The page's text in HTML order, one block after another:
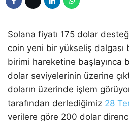
Solana fiyatı 175 dolar
coin yeni bir yükseliş dalgası
birimi hareketine başlayınca
dolar seviyelerinin üzerine
doların üzerinde işlem
tarafından derlediğimiz 28
verilere göre 200 dolar